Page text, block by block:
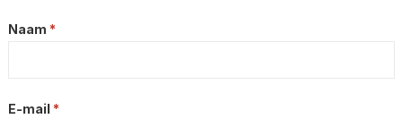
Naam *
E-mail *